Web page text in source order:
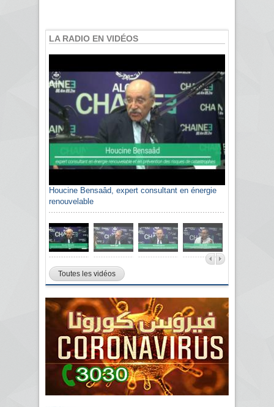
LA RADIO EN VIDÉOS
Houcine Bensaâd, expert consultant en énergie
renouvelable
Toutes les vidéos